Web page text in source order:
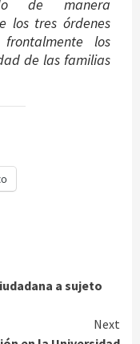
de manera
los tres órdenes
los
de las familias
a sujeto
Next